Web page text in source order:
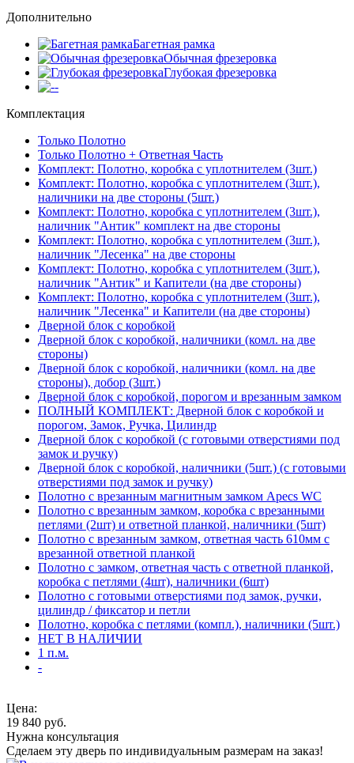
Дополнительно
Багетная рамка
Обычная фрезеровка
Глубокая фрезеровка
-
Комплектация
Только Полотно
Только Полотно + Ответная Часть
Комплект: Полотно, коробка с уплотнителем (3шт.)
Комплект: Полотно, коробка с уплотнителем (3шт.),
наличники на две стороны (5шт.)
Комплект: Полотно, коробка с уплотнителем (3шт.),
наличник "Антик" комплект на две стороны
Комплект: Полотно, коробка с уплотнителем (3шт.),
наличник "Лесенка" на две стороны
Комплект: Полотно, коробка с уплотнителем (3шт.),
наличник "Антик" и Капители (на две стороны)
Комплект: Полотно, коробка с уплотнителем (3шт.),
наличник "Лесенка" и Капители (на две стороны)
Дверной блок с коробкой
Дверной блок с коробкой, наличники (комл. на две
стороны)
Дверной блок с коробкой, наличники (комл. на две
стороны), добор (3шт.)
Дверной блок с коробкой, порогом и врезанным замком
ПОЛНЫЙ КОМПЛЕКТ: Дверной блок с коробкой и
порогом, Замок, Ручка, Цилиндр
Дверной блок с коробкой (с готовыми отверстиями под
замок и ручку)
Дверной блок с коробкой, наличники (5шт.) (с готовыми
отверстиями под замок и ручку)
Полотно с врезанным магнитным замком Apecs WC
Полотно с врезанным замком, коробка с врезанными
петлями (2шт) и ответной планкой, наличники (5шт)
Полотно с врезанным замком, ответная часть 610мм с
врезанной ответной планкой
Полотно с замком, ответная часть с ответной планкой,
коробка с петлями (4шт), наличники (6шт)
Полотно с готовыми отверстиями под замок, ручки,
цилиндр / фиксатор и петли
Полотно, коробка с петлями (компл.), наличники (5шт.)
НЕТ В НАЛИЧИИ
1 п.м.
-
Цена:
19 840 руб.
Нужна консультация
Сделаем эту дверь по индивидуальным размерам на заказ!